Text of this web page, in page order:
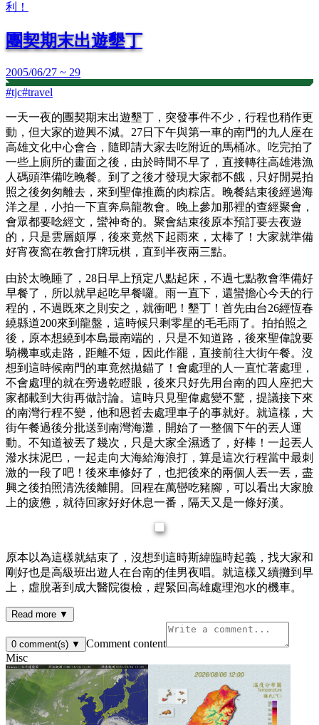
利！
團契期末出遊墾丁
2005/06/27 ~ 29
#tjc#travel
一天一夜的團契期末出遊墾丁，突發事件不少，行程也稍作更
動，但大家的遊興不減。27日下午與第一車的南門的九人座在
高雄文化中心會合，隨即請大家去吃附近的馬桶冰。吃完拍了
一些上廁所的畫面之後，由於時間不早了，直接轉往高雄港漁
人碼頭準備吃晚餐。到了之後才發現大家都不餓，只好閒晃拍
照之後匆匆離去，來到聖偉推薦的肉粽店。晚餐結束後經過海
洋之星，小拍一下直奔烏龍教會。晚上參加那裡的查經聚會，
會眾都要唸經文，蠻神奇的。聚會結束後原本預訂要去夜遊
的，只是雲層頗厚，後來竟然下起雨來，太棒了！大家就準備
好宵夜窩在教會打牌玩棋，直到半夜兩三點。
由於太晚睡了，28日早上預定八點起床，不過七點教會準備好
早餐了，所以就早起吃早餐囉。雨一直下，還蠻擔心今天的行
程的，不過既來之則安之，就衝吧！墾丁！首先由台26經恆春
繞縣道200來到龍盤，這時候只剩零星的毛毛雨了。拍拍照之
後，原本想繞到本島最南端的，只是不知道路，後來聖偉說要
騎機車或走路，距離不短，因此作罷，直接前往大街午餐。沒
想到這時候南門的車竟然拋錨了！會處理的人一直忙著處理，
不會處理的就在旁邊乾瞪眼，後來只好先用台南的四人座把大
家都載到大街再做討論。這時只見聖偉處變不驚，提議接下來
的南灣行程不變，他和恩哲去處理車子的事就好。就這樣，大
街午餐過後分批送到南灣海灘，開始了一整個下午的丟人運
動。不知道被丟了幾次，只是大家全濕透了，好棒！一起丟人
潑水抹泥巴，一起走向大海給海浪打，算是這次行程當中最刺
激的一段了吧！後來車修好了，也把後來的兩個人丟一丟，盡
興之後拍照清洗後離開。回程在萬巒吃豬腳，可以看出大家臉
上的疲憊，就待回家好好休息一番，隔天又是一條好漢。
原本以為這樣就結束了，沒想到這時斯緯臨時起義，找大家和
剛好也是高級班出遊人在台南的佳男夜唱。就這樣又續攤到早
上，虛脫著到成大醫院復檢，趕緊回高雄處理泡水的機車。
Read more ▼
0 comment(s) ▼
Comment content
Misc